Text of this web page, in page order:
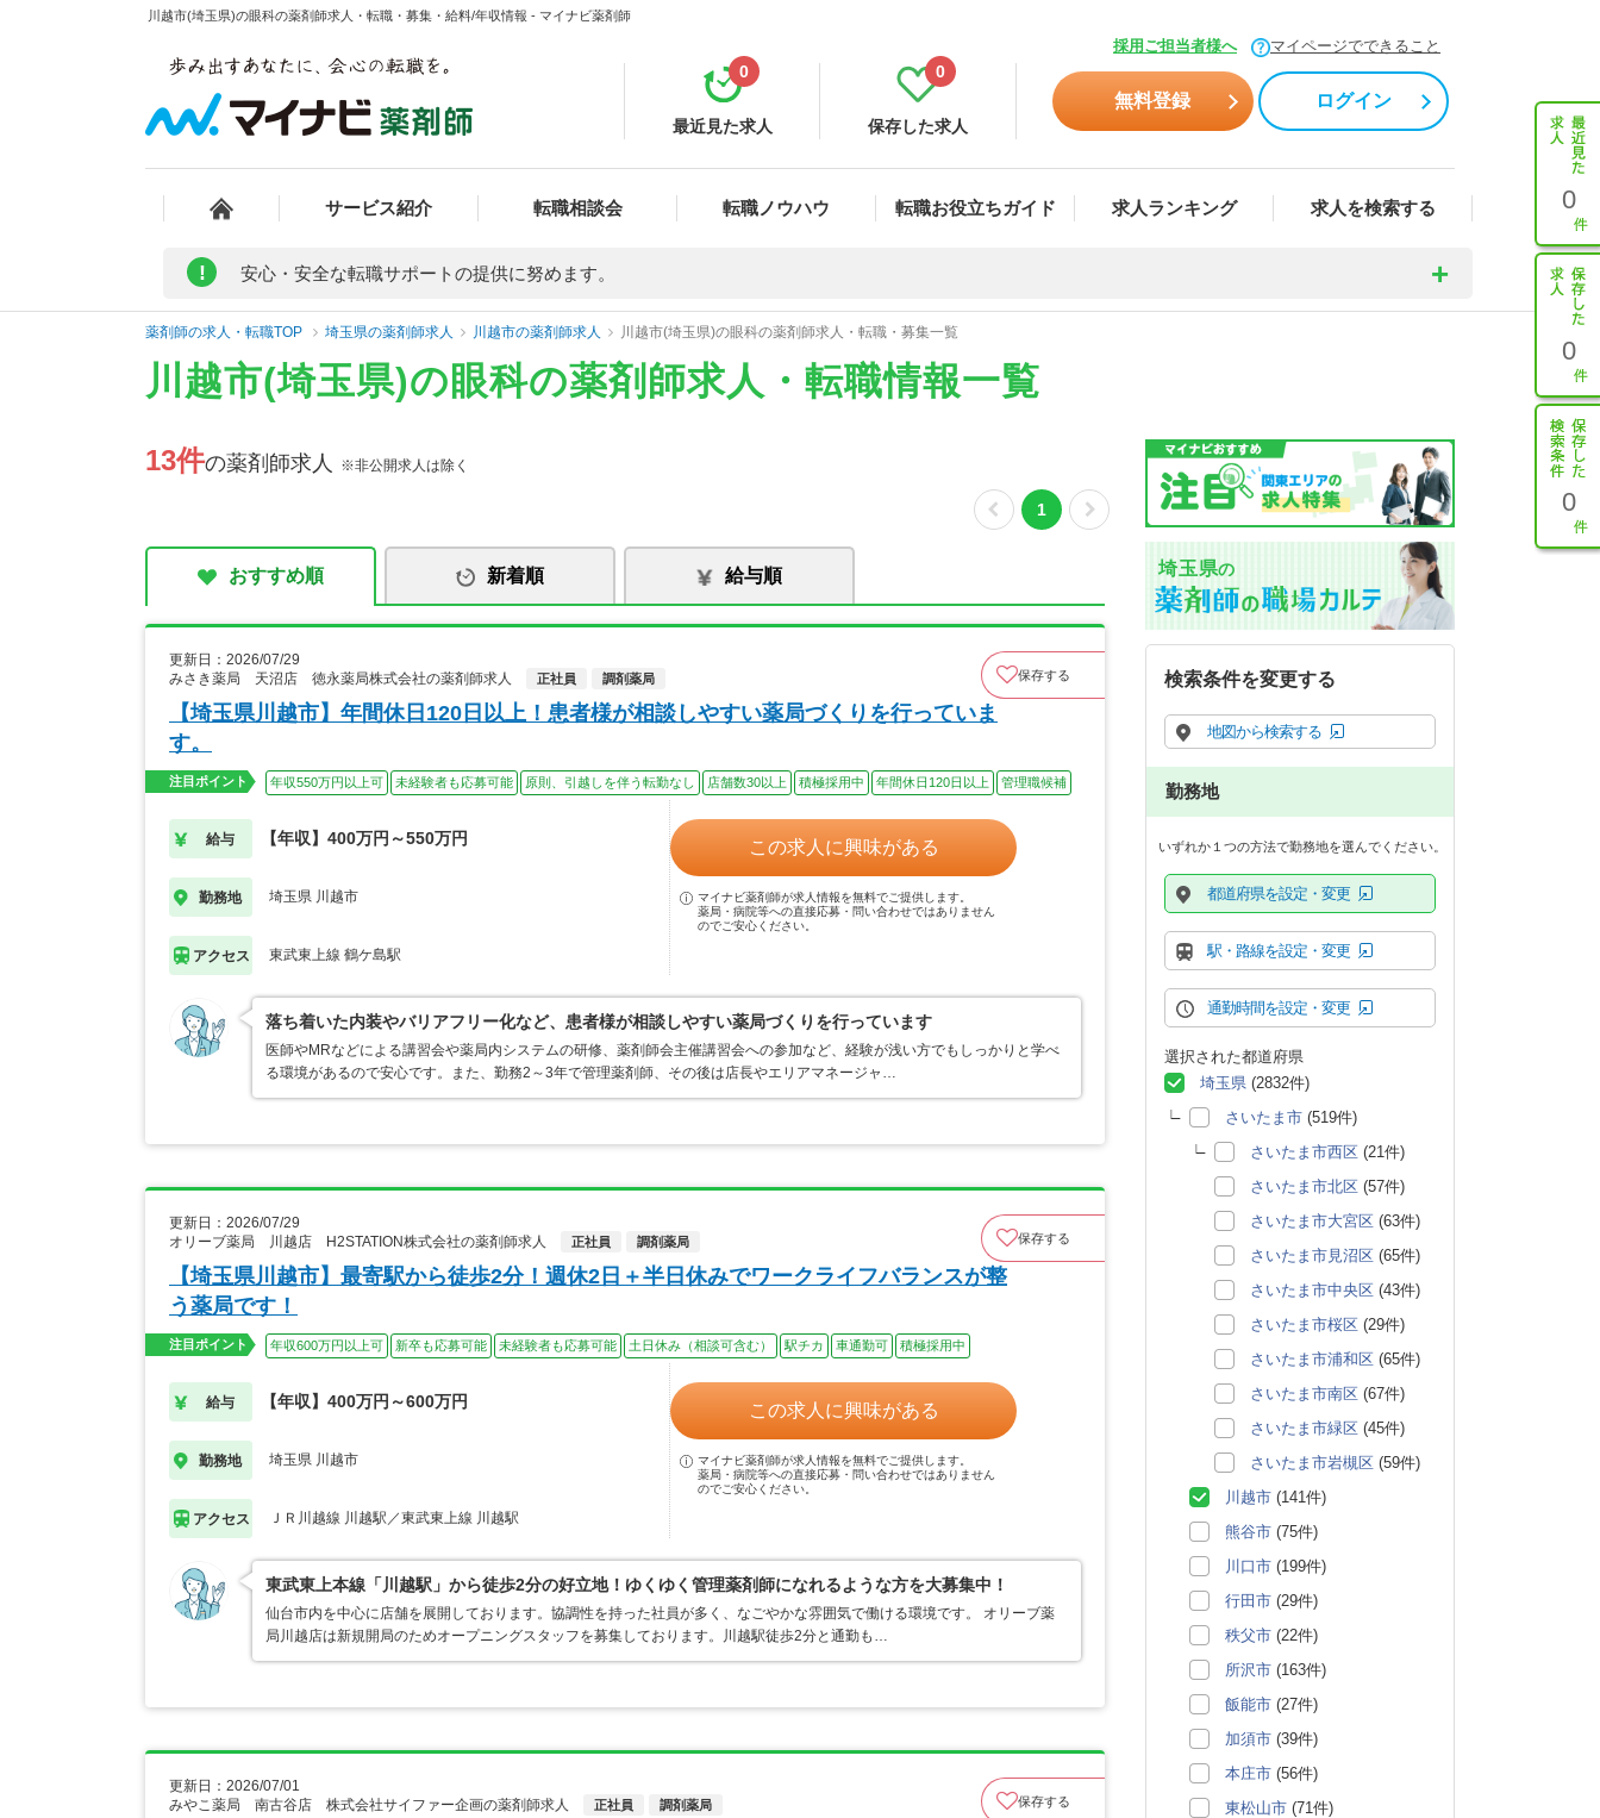
川越市(埼玉県)の眼科の薬剤師求人・転職・募集・給料/年収情報 - マイナビ薬剤師
採用ご担当者様へ マイページでできること
最近見た求人
0
保存した求人
0
無料登録 ログイン
サービス紹介 転職相談会 転職ノウハウ 転職お役立ちガイド 求人ランキング 求人を検索する 0
0
0
! 安心・安全な転職サポートの提供に努めます。
薬剤師の求人・転職TOP 埼玉県の薬剤師求人 川越市の薬剤師求人 川越市(埼玉県)の眼科の薬剤師求人・転職・募集一覧
川越市(埼玉県)の眼科の薬剤師求人・転職情報一覧
13件の薬剤師求人 ※非公開求人は除く
1
おすすめ順 新着順 給与順
更新日：2026/07/29
みさき薬局 天沼店 徳永薬局株式会社の薬剤師求人
正社員 調剤薬局 保存する
【埼玉県川越市】年間休日120日以上！患者様が相談しやすい薬局づくりを行っていま
す。
注目ポイント 年収550万円以上可 未経験者も応募可能 原則、引越しを伴う転勤なし 店舗数30以上 積極採用中 年間休日120日以上 管理職候補
給与 【年収】400万円～550万円
勤務地 埼玉県 川越市
アクセス 東武東上線 鶴ケ島駅
この求人に興味がある
マイナビ薬剤師が求人情報を無料でご提供します。
薬局・病院等への直接応募・問い合わせではありません
のでご安心ください。
落ち着いた内装やバリアフリー化など、患者様が相談しやすい薬局づくりを行っています
医師やMRなどによる講習会や薬局内システムの研修、薬剤師会主催講習会への参加など、経験が浅い方でもしっかりと学べ
る環境があるので安心です。また、勤務2～3年で管理薬剤師、その後は店長やエリアマネージャ…
更新日：2026/07/29
オリーブ薬局 川越店 H2STATION株式会社の薬剤師求人
正社員 調剤薬局 保存する
【埼玉県川越市】最寄駅から徒歩2分！週休2日＋半日休みでワークライフバランスが整
う薬局です！
注目ポイント 年収600万円以上可 新卒も応募可能 未経験者も応募可能 土日休み（相談可含む） 駅チカ 車通勤可 積極採用中
給与 【年収】400万円～600万円
勤務地 埼玉県 川越市
アクセス ＪＲ川越線 川越駅／東武東上線 川越駅
この求人に興味がある
マイナビ薬剤師が求人情報を無料でご提供します。
薬局・病院等への直接応募・問い合わせではありません
のでご安心ください。
東武東上本線「川越駅」から徒歩2分の好立地！ゆくゆく管理薬剤師になれるような方を大募集中！
仙台市内を中心に店舗を展開しております。協調性を持った社員が多く、なごやかな雰囲気で働ける環境です。 オリーブ薬
局川越店は新規開局のためオープニングスタッフを募集しております。川越駅徒歩2分と通勤も…
更新日：2026/07/01
みやこ薬局 南古谷店 株式会社サイファー企画の薬剤師求人
正社員 調剤薬局 保存する
埼玉県の
検索条件を変更する
地図から検索する
勤務地
いずれか１つの方法で勤務地を選んでください。
都道府県を設定・変更
駅・路線を設定・変更
通勤時間を設定・変更
選択された都道府県
埼玉県 (2832件)
さいたま市 (519件)
さいたま市西区 (21件)
さいたま市北区 (57件)
さいたま市大宮区 (63件)
さいたま市見沼区 (65件)
さいたま市中央区 (43件)
さいたま市桜区 (29件)
さいたま市浦和区 (65件)
さいたま市南区 (67件)
さいたま市緑区 (45件)
さいたま市岩槻区 (59件)
川越市 (141件)
熊谷市 (75件)
川口市 (199件)
行田市 (29件)
秩父市 (22件)
所沢市 (163件)
飯能市 (27件)
加須市 (39件)
本庄市 (56件)
東松山市 (71件)